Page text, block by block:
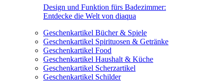
Design und Funktion fürs Badezimmer:
Entdecke die Welt von diaqua
Geschenkartikel Bücher & Spiele
Geschenkartikel Spirituosen & Getränke
Geschenkartikel Food
Geschenkartikel Haushalt & Küche
Geschenkartikel Scherzartikel
Geschenkartikel Schilder